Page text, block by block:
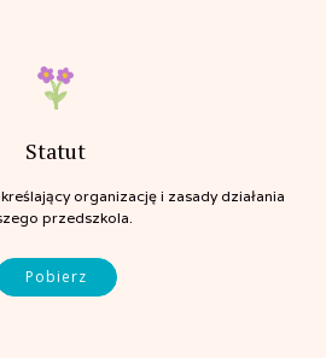
Statut
organizację i zasady działania
przedszkola.
Pobierz